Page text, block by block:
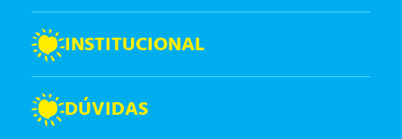
INSTITUCIONAL
DÚVIDAS